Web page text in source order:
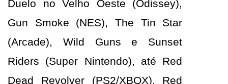
Duelo no Velho Oeste (Odissey),
Gun Smoke (NES), The Tin Star
(Arcade), Wild Guns e Sunset
Riders (Super Nintendo), até Red
Dead Revolver (PS2/XBOX), Red